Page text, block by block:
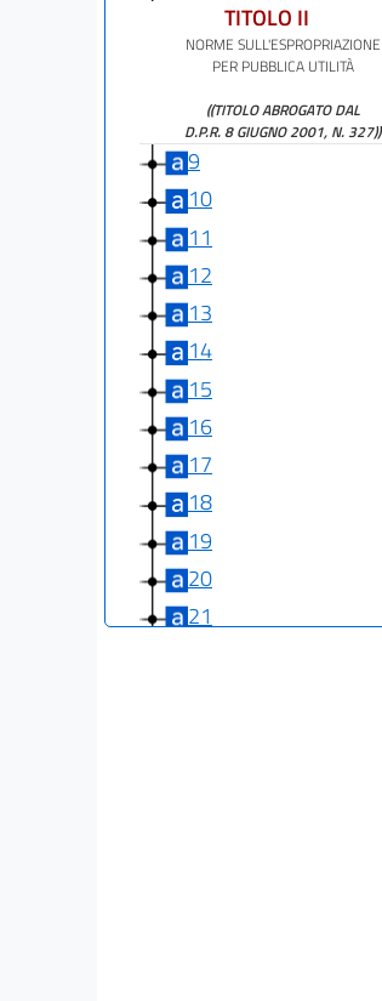
TITOLO II
NORME SULL'ESPROPRIAZIONE
PER PUBBLICA UTILITÀ
((TITOLO ABROGATO DAL
D.P.R. 8 GIUGNO 2001, N. 327))
9
10
11
12
13
14
15
16
17
18
19
20
21